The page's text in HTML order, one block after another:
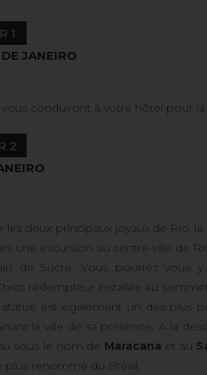
1
JANEIRO
conduiront à votre hôtel pour la
2
deux principaux joyaux de Rio, le
une excursion au centre-ville de
de Sucre. Vous pourrez vous
rédempteur installée au
est également un des plus
la ville de sa présence. A la
sous le nom de Maracana et au
plus renommé du Brésil.